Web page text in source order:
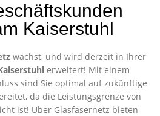
Kaiserstuhl
wächst, und wird derzeit in Ihrer
erweitert! Mit einem
sind Sie optimal auf zukünftige
da die Leistungsgrenze von
ist! Über Glasfasernetz bieten